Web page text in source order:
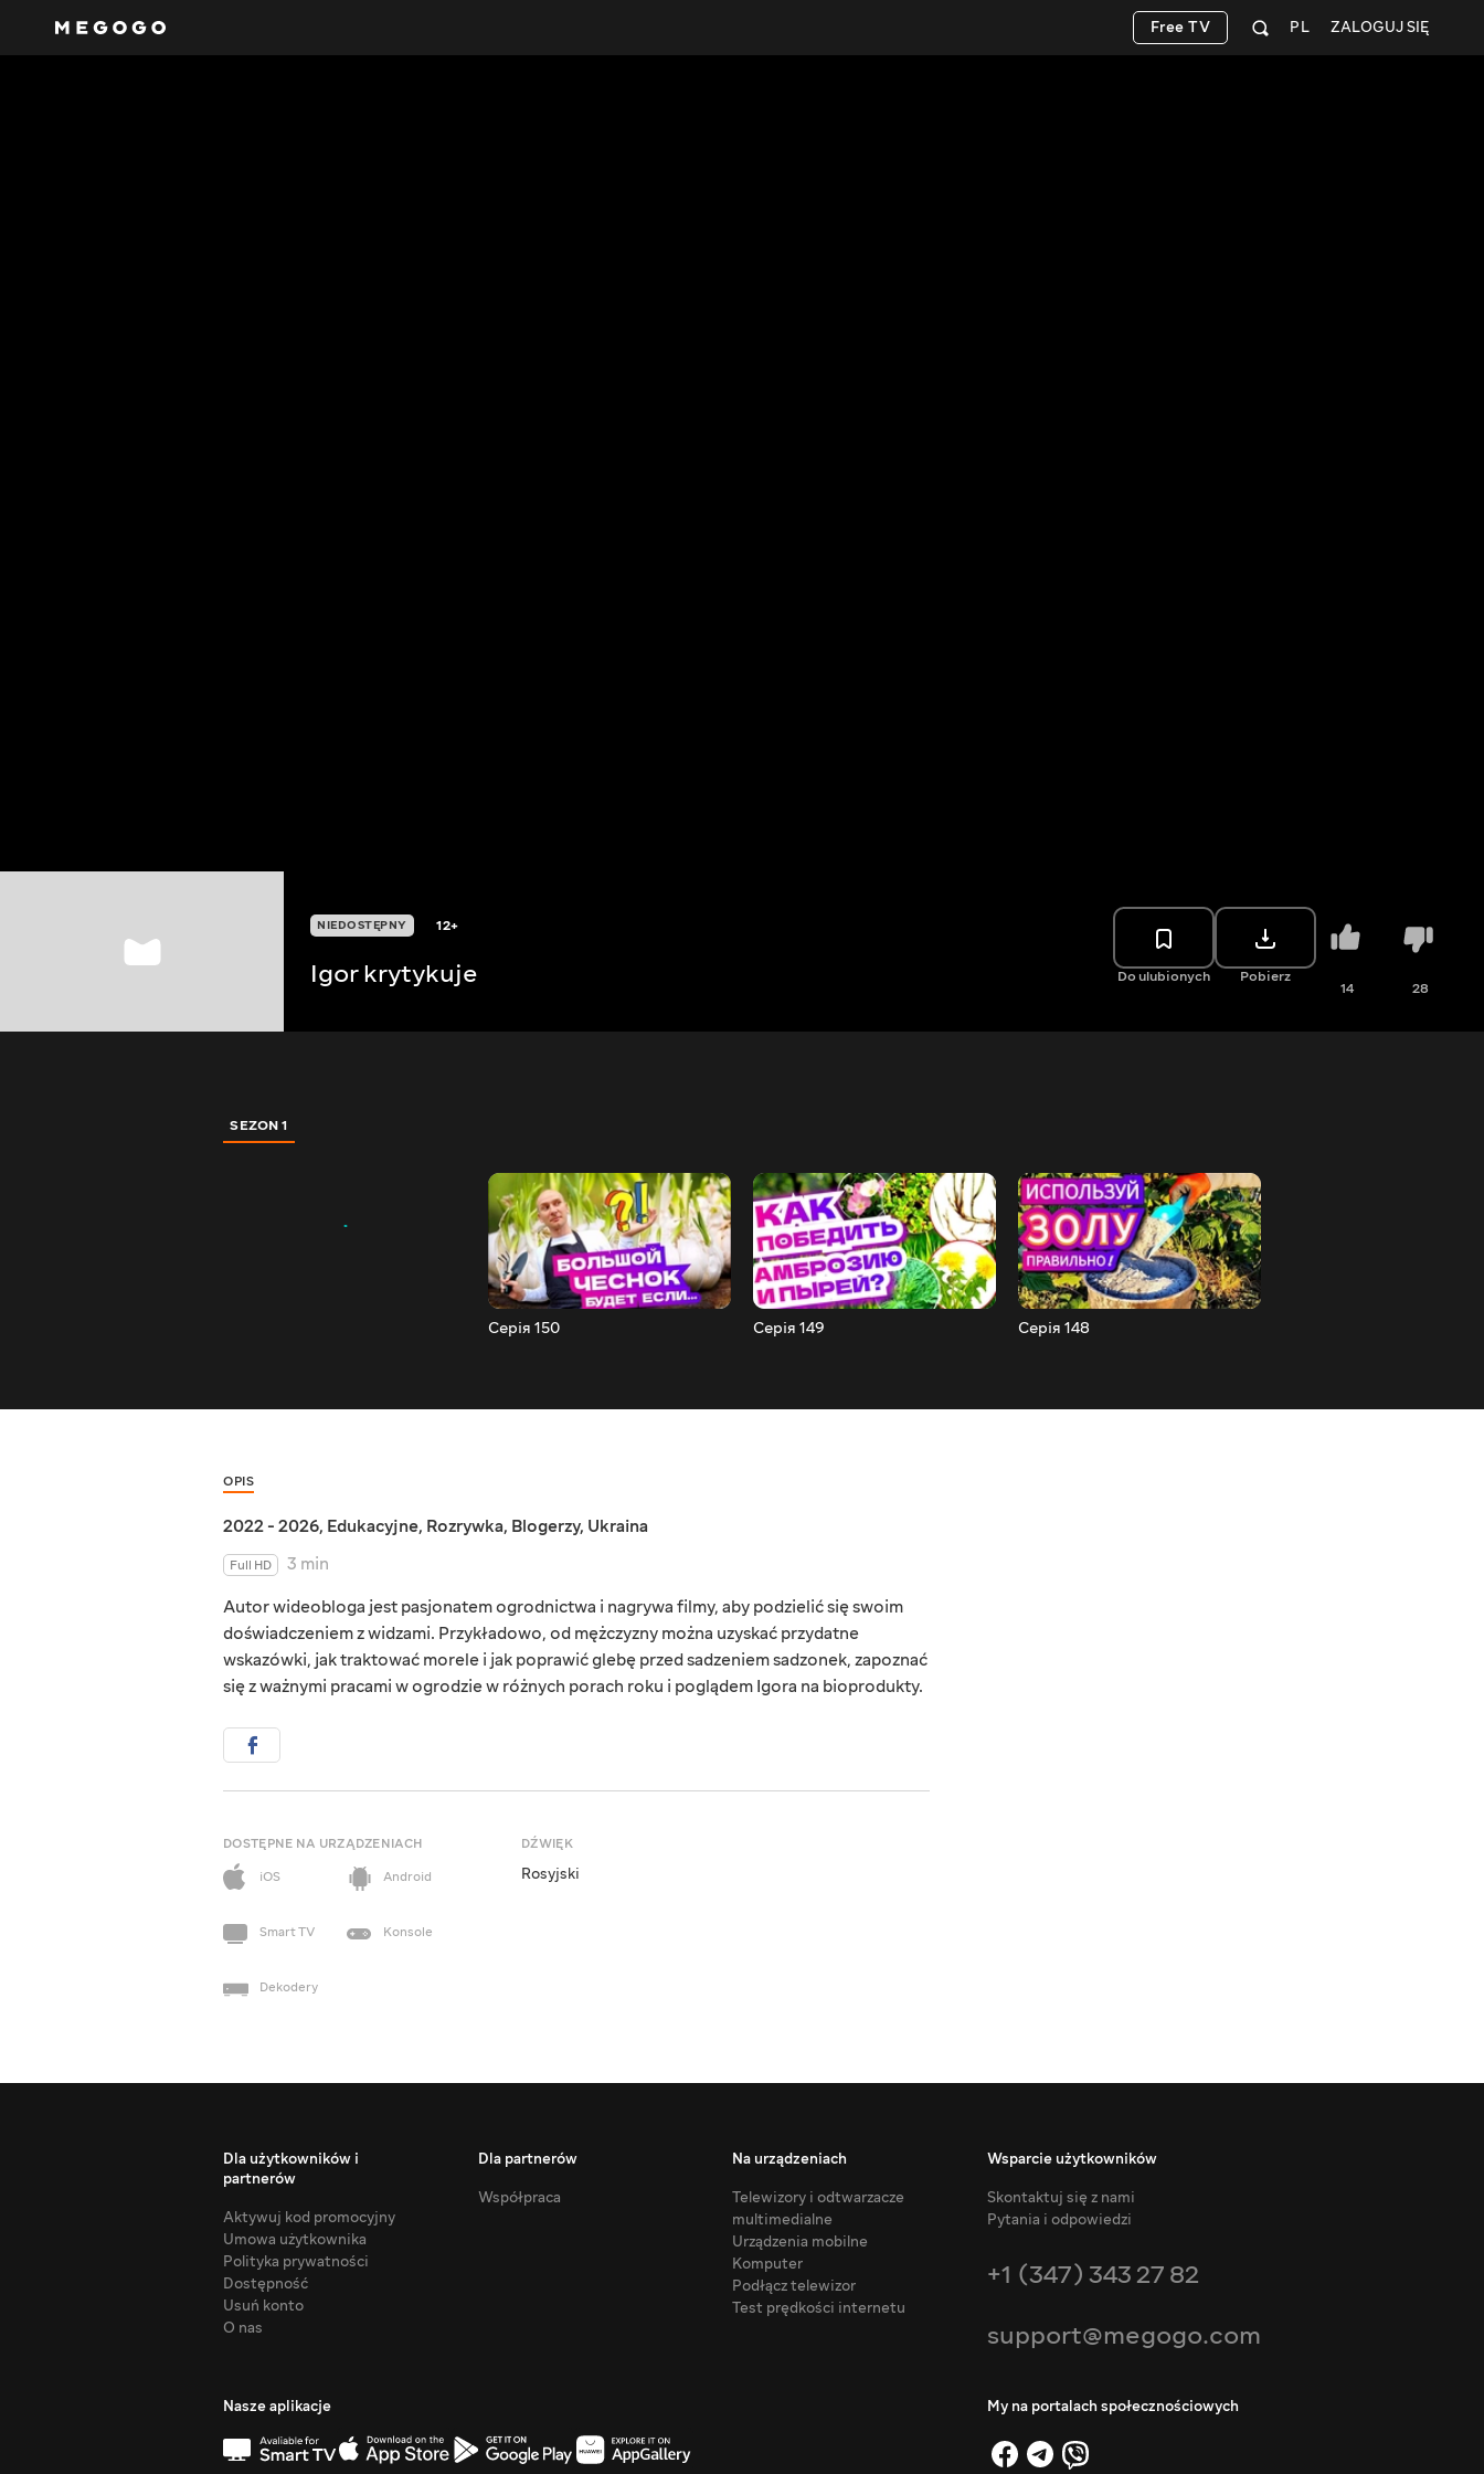
ZALOGUJ SIĘ
PL
Free TV
NIEDOSTĘPNY 12+
Igor krytykuje Do ulubionych Pobierz
14 28
SEZON 1
Серія 150 Серія 149 Серія 148
OPIS
2022 - 2026, Edukacyjne, Rozrywka, Blogerzy, Ukraina
Full HD
3 min
Autor wideobloga jest pasjonatem ogrodnictwa i nagrywa filmy, aby podzielić się swoim
doświadczeniem z widzami. Przykładowo, od mężczyzny można uzyskać przydatne
wskazówki, jak traktować morele i jak poprawić glebę przed sadzeniem sadzonek, zapoznać
się z ważnymi pracami w ogrodzie w różnych porach roku i poglądem Igora na bioprodukty.
DOSTĘPNE NA URZĄDZENIACH
iOS
Android
Smart TV Konsole
Dekodery
DŹWIĘK
Rosyjski
Dla użytkowników i
partnerów
Aktywuj kod promocyjny
Umowa użytkownika
Polityka prywatności
Dostępność
Usuń konto
O nas
Dla partnerów
Współpraca
Na urządzeniach
Telewizory i odtwarzacze
multimedialne
Urządzenia mobilne
Komputer
Podłącz telewizor
Test prędkości internetu
Wsparcie użytkowników
Skontaktuj się z nami
Pytania i odpowiedzi
+1 (347) 343 27 82
support@megogo.com
Nasze aplikacje My na portalach społecznościowych